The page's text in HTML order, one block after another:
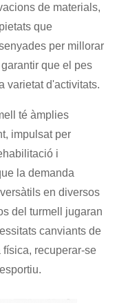
de materials,
que
per millorar
que el pes
varietat d'activitats.
té àmplies
impulsat per
i
la demanda
en diversos
del turmell jugaran
canviants de
física, recuperar-se